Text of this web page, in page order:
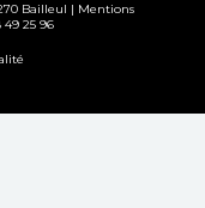
Bailleul | Mentions
49 25 96